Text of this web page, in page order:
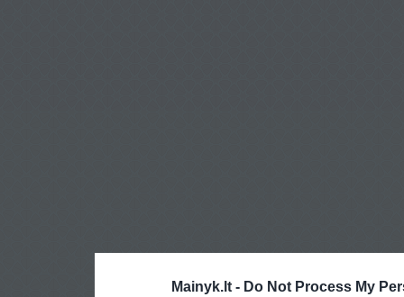
Mainyk.lt - Do Not Process My